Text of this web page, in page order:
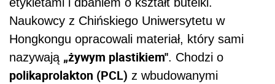
Naukowcy z Chińskiego Uniwersytetu w
Hongkongu opracowali materiał, który sami
nazywają „żywym plastikiem". Chodzi o
polikaprolakton (PCL) z wbudowanymi